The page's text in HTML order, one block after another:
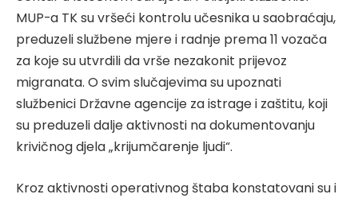
MUP-a TK su vršeći kontrolu učesnika u saobraćaju,
preduzeli službene mjere i radnje prema 11 vozača
za koje su utvrdili da vrše nezakonit prijevoz
migranata. O svim slučajevima su upoznati
službenici Državne agencije za istrage i zaštitu, koji
su preduzeli dalje aktivnosti na dokumentovanju
krivičnog djela „krijumčarenje ljudi“.
Kroz aktivnosti operativnog štaba konstatovani su i